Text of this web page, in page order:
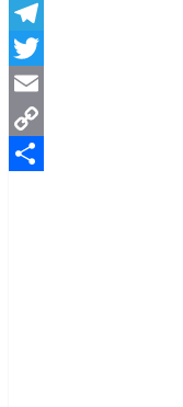
Facebook
Telegram
Twitter
Email
Copy